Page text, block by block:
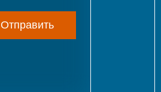
Отправить